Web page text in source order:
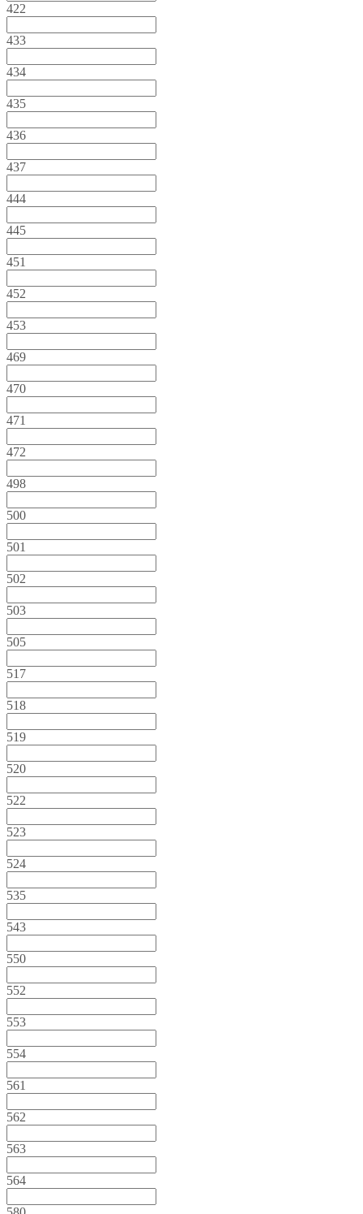
422
433
434
435
436
437
444
445
451
452
453
469
470
471
472
498
500
501
502
503
505
517
518
519
520
522
523
524
535
543
550
552
553
554
561
562
563
564